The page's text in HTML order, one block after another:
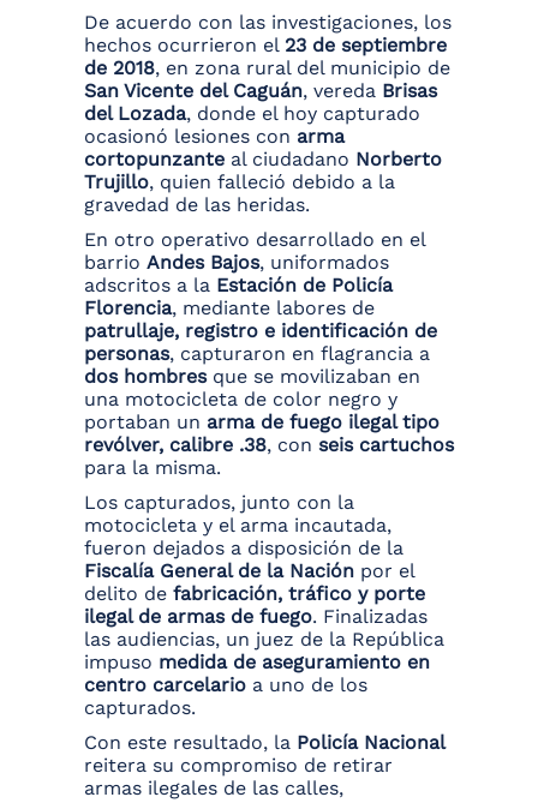
De acuerdo con las investigaciones, los
hechos ocurrieron el 23 de septiembre
de 2018, en zona rural del municipio de
San Vicente del Caguán, vereda Brisas
del Lozada, donde el hoy capturado
ocasionó lesiones con arma
cortopunzante al ciudadano Norberto
Trujillo, quien falleció debido a la
gravedad de las heridas.
En otro operativo desarrollado en el
barrio Andes Bajos, uniformados
adscritos a la Estación de Policía
Florencia, mediante labores de
patrullaje, registro e identificación de
personas, capturaron en flagrancia a
dos hombresque se movilizaban en
una motocicleta de color negro y
portaban un arma de fuego ilegal tipo
revólver, calibre .38, con seis cartuchos
para la misma.
Los capturados, junto con la
motocicleta y el arma incautada,
fueron dejados a disposición de la
Fiscalía General de la Nación por el
delito de fabricación, tráfico y porte
ilegal de armas de fuego. Finalizadas
las audiencias, un juez de la República
impuso medida de aseguramiento en
centro carcelario a uno de los
capturados.
Con este resultado, la Policía Nacional
reitera su compromiso de retirar
armas ilegales de las calles,